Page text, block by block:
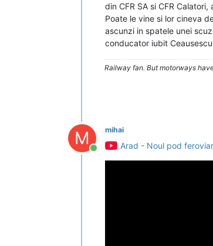
din CFR SA si CFR
Poate le vine si lor cineva
ascunzi in spatele unei
conducator iubit
Railway fan. But motorways
M
Conectat
mihai
Arad - Noul pod